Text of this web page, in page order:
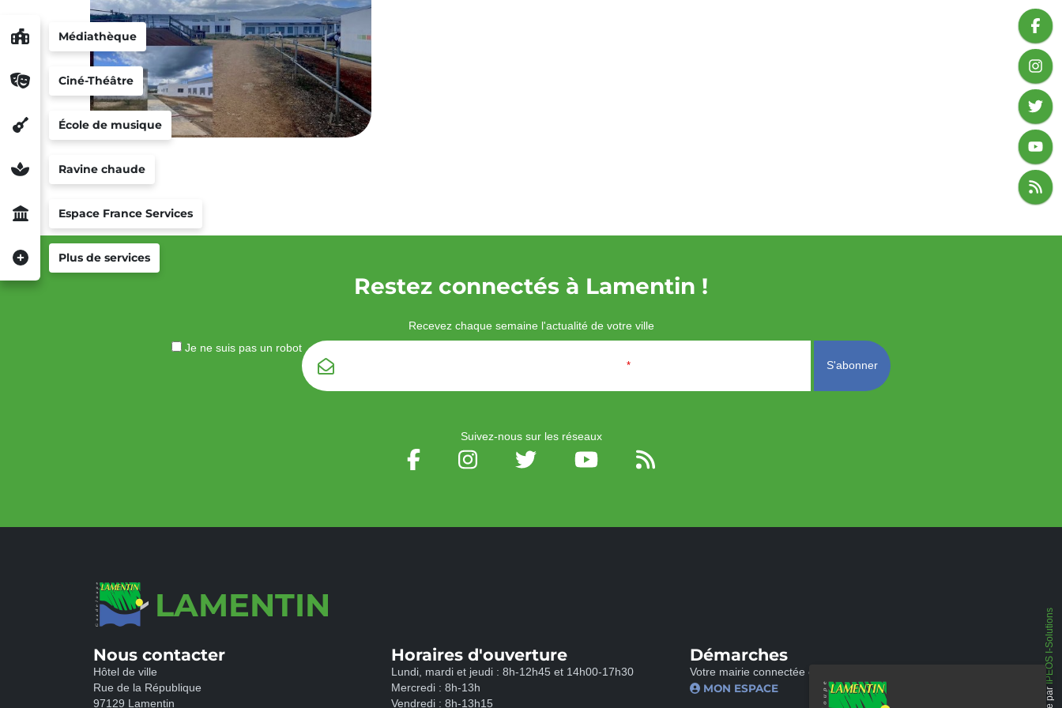
Médiathèque
Ciné-Théâtre
École de musique
Ravine chaude
Espace France Services
Plus de services
LAMENTIN
Nous contacter
Hôtel de ville
Rue de la République
97129 Lamentin
Horaires d'ouverture
Lundi, mardi et jeudi : 8h-12h45 et 14h00-17h30
Mercredi : 8h-13h
Vendredi : 8h-13h15
Démarches
Votre mairie connectée et disponible 24/24
MON ESPACE
Restez connectés à Lamentin !
Recevez chaque semaine l'actualité de votre ville
Je ne suis pas un robot
*
Suivez-nous sur les réseaux
IPEOS I-Solutions